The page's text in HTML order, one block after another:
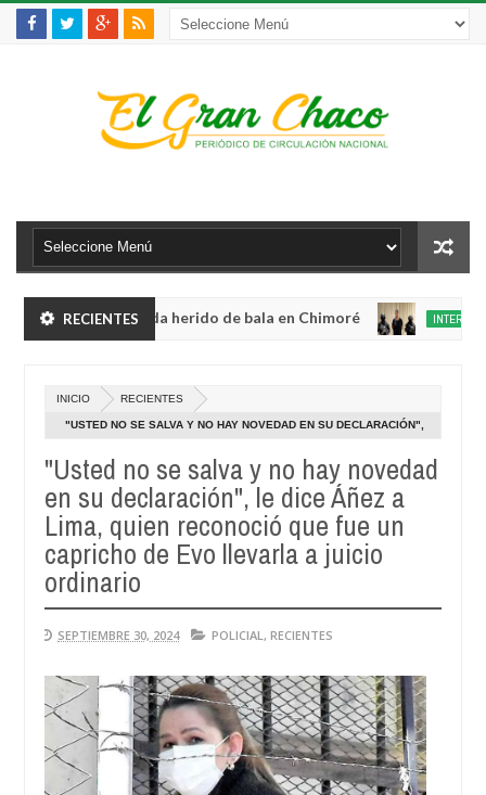
RECIENTES
robo y queda herido de bala en Chimoré INTERNACIONAL
robo y queda herido de bala en Chimoré
Aug
2026
0
INTERNACIONAL
a 12 ministerios y concentra competencias estratégicas
INICIO RECIENTES
"USTED NO SE SALVA Y NO HAY NOVEDAD EN SU DECLARACIÓN",
DE EVO LLEVARLA A JUICIO ORDINARIO
"Usted no se salva y no hay novedad
en su declaración", le dice Áñez a
Lima, quien reconoció que fue un
capricho de Evo llevarla a juicio
ordinario
SEPTIEMBRE 30, 2024 POLICIAL , RECIENTES